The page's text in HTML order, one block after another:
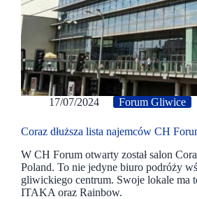
17/07/2024 Forum Gliwice
Coraz dłuższa lista najemców CH
W CH Forum otwarty został salon
Poland. To nie jedyne biuro podróży
gliwickiego centrum. Swoje lokale ma
ITAKA oraz Rainbow.